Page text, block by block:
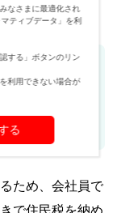
める
ため、会社員で
なさまに最適化され
ティブデータ」を利
する」ボタンのリン
利用できない場合が
る